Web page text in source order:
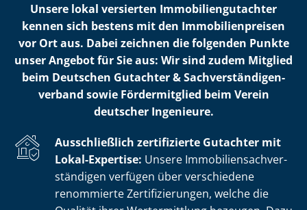
Unsere lokal versierten Im­mo­bi­li­en­gut­ach­ter
kennen sich bestens mit den Im­mo­bi­li­en­prei­sen
vor Ort aus. Dabei zeichnen die folgenden Punkte
unser Angebot für Sie aus: Wir sind zudem Mitglied
beim Deutschen Gutachter & Sach­ver­stän­di­gen­
ver­band sowie Fördermitglied beim Verein
deutscher Ingenieure.
Ausschließlich zertifizierte Gutachter mit
Lokal-Expertise: Unsere Im­mo­bi­li­en­sach­ver­
stän­di­gen verfügen über verschiedene
renommierte Zer­ti­fi­zie­run­gen, welche die